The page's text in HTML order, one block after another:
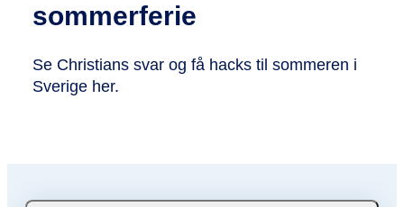
sommerferie
Se Christians svar og få hacks til sommeren i
Sverige her.